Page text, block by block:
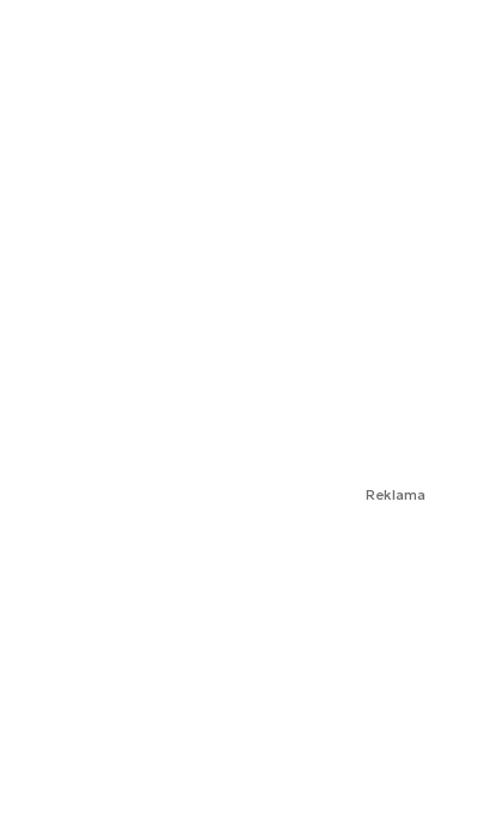
Reklama